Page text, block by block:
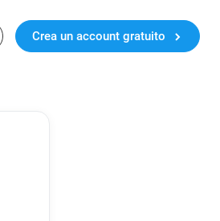
Crea un account gratuito